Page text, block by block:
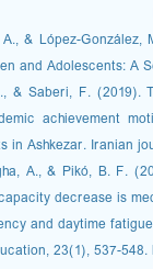
& López-
Adolescents: A Scoping Review.
& Saberi, F.
achievement
Iranian journal of
A., & Pikó, B. F.
decrease is
and daytime
23(1), 537-548.